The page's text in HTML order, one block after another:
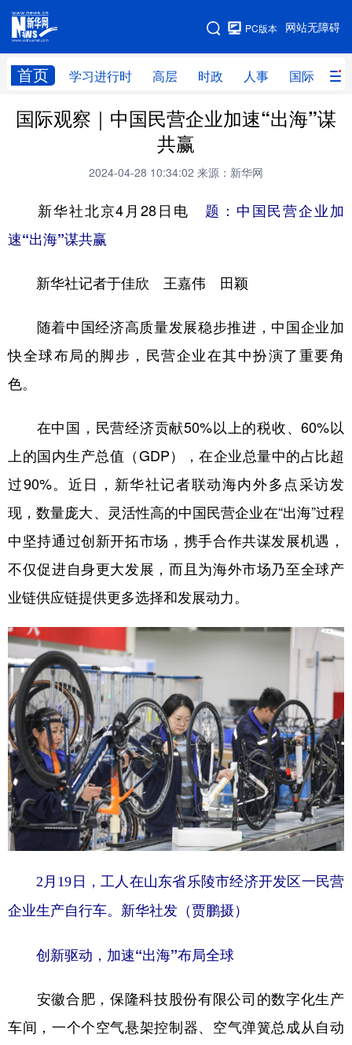
网站无障碍
PC版本
首页 学习进行时 高层 时政 人事 国际 财
网站地图
学习进行时 高层 时政 人事
科技 科创 量子 体育
文化
访谈 视频 图片
食品 人居 信息化 数字经济
彩票 时尚 悦读
公益 一带一路 亚太网 上市公司
文化产业
地方频道
北京 天津 河北
辽宁 吉林
浙江 安徽
山东 河南 湖北 湖南
广东 广西 海南 重庆
四川 贵州 云南 西藏
陕西 甘肃 青海 宁夏
内蒙古
Русский язык 日本語
Deutsch Português
国际观察｜中国民营企业加速“出海”谋
共赢
2024-04-28 10:34:02 来源：新华网
新华社北京4月28日电 题：中国民营企业加
速“出海”谋共赢
新华社记者于佳欣 王嘉伟 田颖
随着中国经济高质量发展稳步推进，中国企业加
快全球布局的脚步，民营企业在其中扮演了重要角
色。
在中国，民营经济贡献50%以上的税收、60%以
上的国内生产总值（GDP），在企业总量中的占比超
过90%。近日，新华社记者联动海内外多点采访发
现，数量庞大、灵活性高的中国民营企业在“出海”过程
中坚持通过创新开拓市场，携手合作共谋发展机遇，
不仅促进自身更大发展，而且为海外市场乃至全球产
业链供应链提供更多选择和发展动力。
2月19日，工人在山东省乐陵市经济开发区一民营
企业生产自行车。新华社发（贾鹏摄）
创新驱动，加速“出海”布局全球
安徽合肥，保隆科技股份有限公司的数字化生产
车间，一个个空气悬架控制器、空气弹簧总成从自动